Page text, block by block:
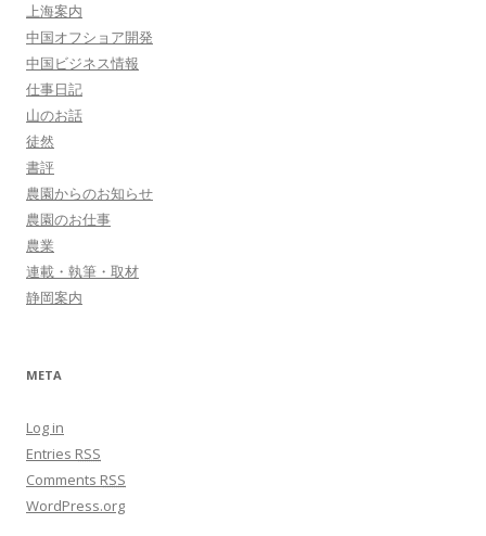
上海案内
中国オフショア開発
中国ビジネス情報
仕事日記
山のお話
徒然
書評
農園からのお知らせ
農園のお仕事
農業
連載・執筆・取材
静岡案内
META
Log in
Entries RSS
Comments RSS
WordPress.org